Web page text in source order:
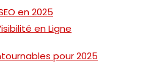
en 2025
en Ligne
pour 2025